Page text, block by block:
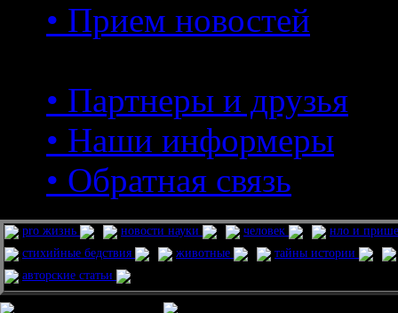
• Прием новостей
• Партнеры и друзья
• Наши информеры
• Обратная связь
pro жизнь новости науки человек
нло и
стихийные бедствия
животные
тайны истории
авторские статьи